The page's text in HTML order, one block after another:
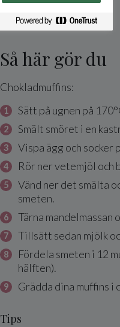
Så här gör du
Chokladmuffins:
Sätt på ugnen på
Smält smöret i en
Vispa ägg och socker
Rör ner vetemjöl och
Vänd ner det smälta
smeten.
Tärna mandelmassan
Tillsätt sedan mjölk
Fördela smeten i 12
hälften).
Grädda dina muffins i
Tips